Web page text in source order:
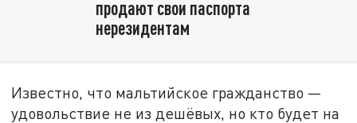
продают свои паспорта
нерезидентам
Известно, что мальтийское гражданство —
удовольствие не из дешёвых, но кто будет на